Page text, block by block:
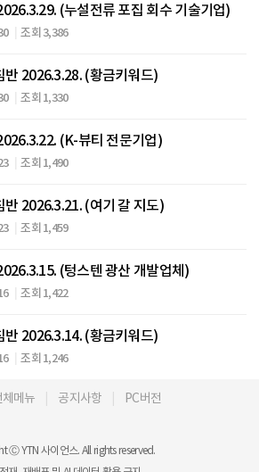
(누설전류 포집 회수 기술기업)
조회 3,386
반 2026.3.28. (황금키워드)
조회 1,330
(K-뷰티 전문기업)
조회 1,490
반 2026.3.21. (여기 갈 지도)
조회 1,459
(텅스텐 광산 개발업체)
조회 1,422
반 2026.3.14. (황금키워드)
조회 1,246
체메뉴 공지사항 PC버전
Ⓒ YTN 사이언스. All rights reserved.